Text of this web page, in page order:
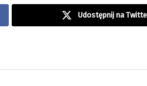
Udostępnij na